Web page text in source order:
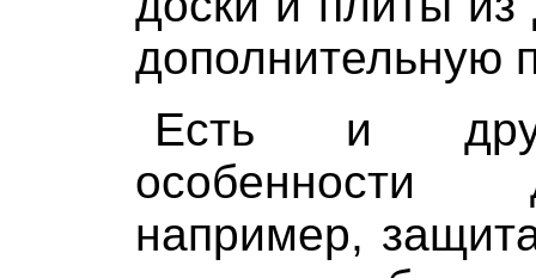
дополнительную
Есть и
например,